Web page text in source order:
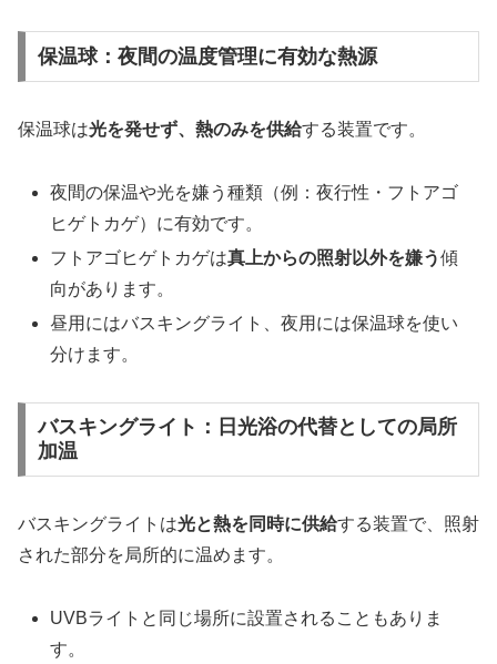
保温球：夜間の温度管理に有効な熱源
保温球は光を発せず、熱のみを供給する装置です。
夜間の保温や光を嫌う種類（例：夜行性・フトアゴ
ヒゲトカゲ）に有効です。
フトアゴヒゲトカゲは真上からの照射以外を嫌う傾
向があります。
昼用にはバスキングライト、夜用には保温球を使い
分けます。
バスキングライト：日光浴の代替としての局所
加温
バスキングライトは光と熱を同時に供給する装置で、照射
された部分を局所的に温めます。
UVBライトと同じ場所に設置されることもありま
す。